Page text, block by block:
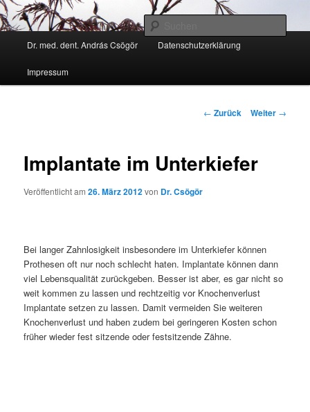
Zum
Inhalt
Kann ich Ihnen weiter helfen?
Dr. med. dent. András Csögör Datenschutzerklärung
Impressum
Beitrags-
← Zurück Weiter →
Implantate im Unterkiefer
Veröffentlicht am26. März 2012von Dr. Csögör
Bei langer Zahnlosigkeit insbesondere im Unterkiefer können
Prothesen oft nur noch schlecht haten. Implantate können dann
viel Lebensqualität zurückgeben. Besser ist aber, es gar nicht so
weit kommen zu lassen und rechtzeitig vor Knochenverlust
Implantate setzen zu lassen. Damit vermeiden Sie weiteren
Knochenverlust und haben zudem bei geringeren Kosten schon
früher wieder fest sitzende oder festsitzende Zähne.